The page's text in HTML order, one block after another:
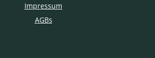
Impressum
AGBs